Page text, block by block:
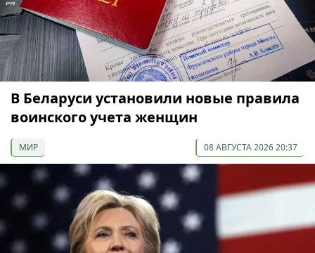
В Беларуси установили новые правила
воинского учета женщин
МИР 08 АВГУСТА 2026 20:37